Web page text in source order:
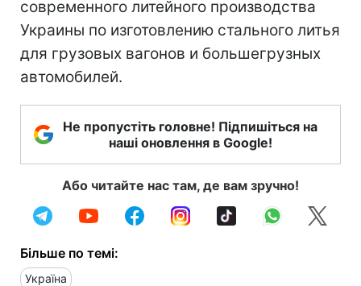
современного литейного производства
Украины по изготовлению стального литья
для грузовых вагонов и большегрузных
автомобилей.
Не пропустіть головне! Підпишіться на
наші оновлення в Google!
Або читайте нас там, де вам зручно!
Більше по темі:
Україна